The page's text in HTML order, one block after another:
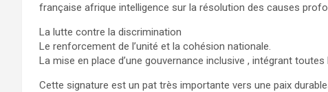
française afrique intelligence sur la résolution des causes
La lutte contre la discrimination
Le renforcement de l’unité et la cohésion nationale.
La mise en place d’une gouvernance inclusive , intégrant
Cette signature est un pat très importante vers une paix